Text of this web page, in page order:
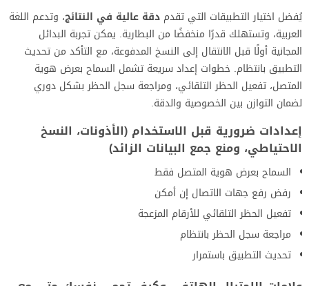
يُفضل اختيار التطبيقات التي تقدم دقة عالية في النتائج، وتدعم اللغة
العربية، وتستهلك قدرًا منخفضًا من البطارية. يمكن تجربة البدائل
المجانية أولًا قبل الانتقال إلى النسخ المدفوعة، مع التأكد من تحديث
التطبيق بانتظام. خطوات إعداد سريعة تشمل السماح بعرض هوية
المتصل، تفعيل الحظر التلقائي، ومراجعة سجل الحظر بشكل دوري
لضمان التوازن بين الخصوصية والدقة.
إعدادات ضرورية قبل الاستخدام (الأذونات، النسخ
الاحتياطي، ومنع جمع البيانات الزائد)
السماح بعرض هوية المتصل فقط
رفض رفع جهات الاتصال إن أمكن
تفعيل الحظر التلقائي للأرقام المزعجة
مراجعة سجل الحظر بانتظام
تحديث التطبيق باستمرار